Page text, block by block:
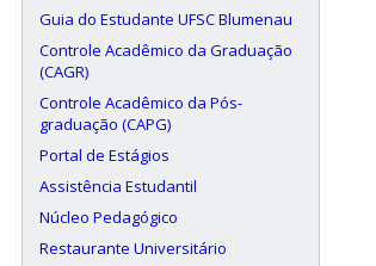
Guia do Estudante UFSC Blumenau
Controle Acadêmico da Graduação
(CAGR)
Controle Acadêmico da Pós-
graduação (CAPG)
Portal de Estágios
Assistência Estudantil
Núcleo Pedagógico
Restaurante Universitário